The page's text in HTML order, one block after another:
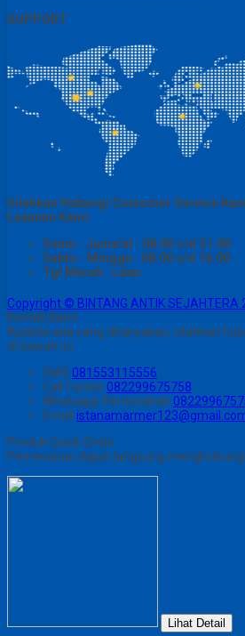
SUPPORT
Silahkan Hubungi Customer Service
Layanan Kami
Senin - Juma'at : 08.00 s/d 21.00
Sabtu - Minggu : 08.00 s/d 16.00
Tgl Merah : Libur
Copyright © BINTANG ANTIK
Kontak Kami
Apabila ada yang ditanyakan, silahkan
di bawah ini.
SMS 081553115556
Call Center 082299675758
Whatsapp Pemesanan
Email
Produk Quick Order
Pemesanan dapat langsung
Lihat Detail